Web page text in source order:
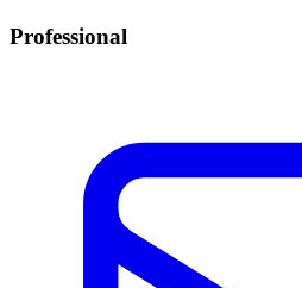
Professional